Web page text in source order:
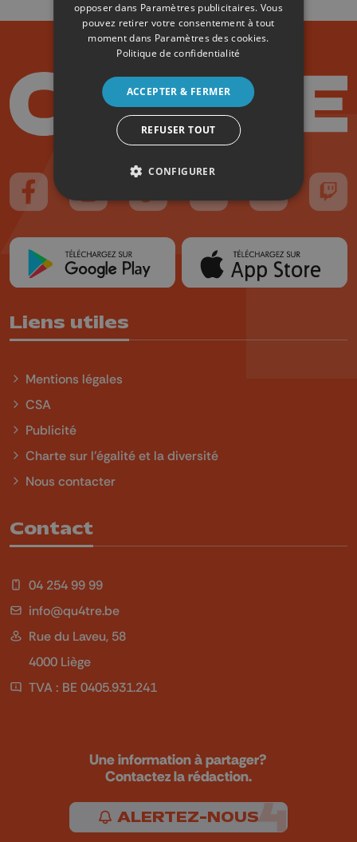
Suivez-nous sur FaceBook
Suivez-nous sur Instagram
Suivez-nous sur TikTok
Suivez-nous sur YouTube
Suivez-nous
Liens utiles
Mentions légales
CSA
Publicité
Charte sur l'égalité et la diversité
Nous contacter
Contact
04 254 99 99
info@qu4tre.be
Rue du Laveu, 58
4000 Liège
TVA : BE 0405.931.241
Une information à partager?
Contactez la rédaction.
ALERTEZ-NOUS
opposer dans Paramètres publicitaires. Vous
pouvez retirer votre consentement à tout
moment dans Paramètres des cookies.
Politique de confidentialité
ACCEPTER & FERMER
REFUSER TOUT
CONFIGURER